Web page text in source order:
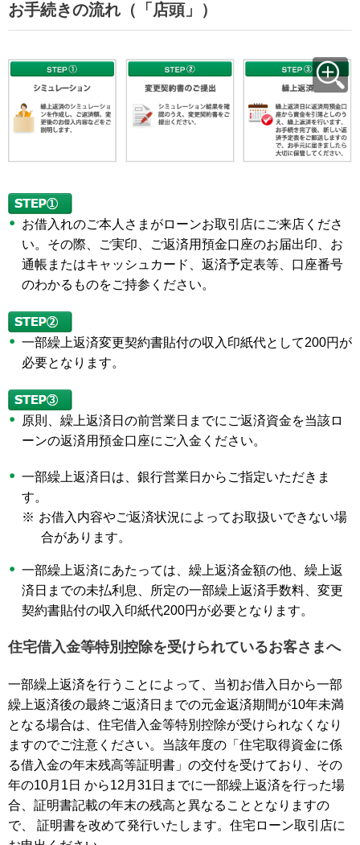
お手続きの流れ（「店頭」）
お借入れのご本人さまがローンお取引店にご来店くださ
い。その際、ご実印、ご返済用預金口座のお届出印、お
通帳またはキャッシュカード、返済予定表等、口座番号
のわかるものをご持参ください。
一部繰上返済変更契約書貼付の収入印紙代として200円が
必要となります。
原則、繰上返済日の前営業日までにご返済資金を当該ロ
ーンの返済用預金口座にご入金ください。
一部繰上返済日は、銀行営業日からご指定いただきま
す。
※ お借入内容やご返済状況によってお取扱いできない場
合があります。
一部繰上返済にあたっては、繰上返済金額の他、繰上返
済日までの未払利息、所定の一部繰上返済手数料、変更
契約書貼付の収入印紙代200円が必要となります。
住宅借入金等特別控除を受けられているお客さまへ
一部繰上返済を行うことによって、当初お借入日から一部
繰上返済後の最終ご返済日までの元金返済期間が10年未満
となる場合は、住宅借入金等特別控除が受けられなくなり
ますのでご注意ください。当該年度の「住宅取得資金に係
る借入金の年末残高等証明書」の交付を受けており、その
年の10月1日 から12月31日までに一部繰上返済を行った場
合、証明書記載の年末の残高と異なることとなりますの
で、 証明書を改めて発行いたします。住宅ローン取引店に